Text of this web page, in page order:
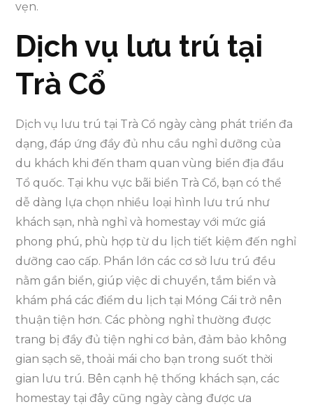
vẹn.
Dịch vụ lưu trú tại
Trà Cổ
Dịch vụ lưu trú tại Trà Cổ ngày càng phát triển đa
dạng, đáp ứng đầy đủ nhu cầu nghỉ dưỡng của
du khách khi đến tham quan vùng biển địa đầu
Tổ quốc. Tại khu vực bãi biển Trà Cổ, bạn có thể
dễ dàng lựa chọn nhiều loại hình lưu trú như
khách sạn, nhà nghỉ và homestay với mức giá
phong phú, phù hợp từ du lịch tiết kiệm đến nghỉ
dưỡng cao cấp. Phần lớn các cơ sở lưu trú đều
nằm gần biển, giúp việc di chuyển, tắm biển và
khám phá các điểm du lịch tại Móng Cái trở nên
thuận tiện hơn. Các phòng nghỉ thường được
trang bị đầy đủ tiện nghi cơ bản, đảm bảo không
gian sạch sẽ, thoải mái cho bạn trong suốt thời
gian lưu trú. Bên cạnh hệ thống khách sạn, các
homestay tại đây cũng ngày càng được ưa